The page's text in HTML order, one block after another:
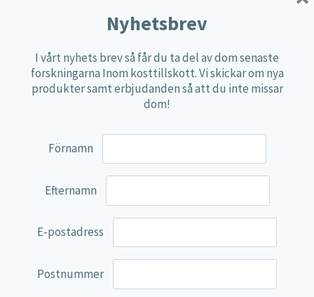
Övriga kosttillskott
100% Natural
Reviva Nutrition
Svenska Örtmedicinska Institutet
Green Trade
Nyhetsbrev
I vårt nyhets brev så får du ta del av dom senaste
forskningarna Inom kosttillskott. Vi skickar om nya
produkter samt erbjudanden så att du inte missar
dom!
Förnamn
Efternamn
E-postadress
Postnummer